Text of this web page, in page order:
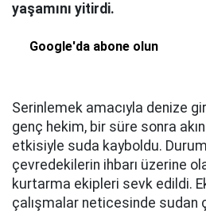
yaşamını yitirdi.
Google'da abone olun
Serinlemek amacıyla denize
genç hekim, bir süre sonra
etkisiyle suda kayboldu.
çevredekilerin ihbarı üzerine
kurtarma ekipleri sevk edildi.
çalışmalar neticesinde sudan